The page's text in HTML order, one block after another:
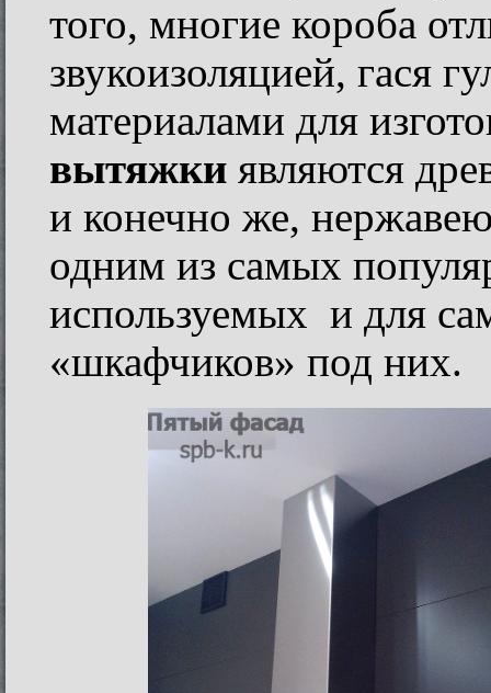
того, многие короба
звукоизоляцией, гася
материалами для
вытяжки являются
и конечно же,
одним из самых
используемых и для
«шкафчиков» под них.